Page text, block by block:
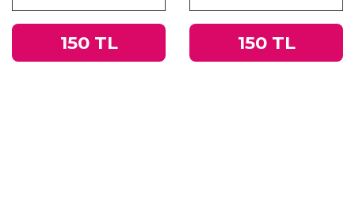
150 TL
İmparatorluğu’ndan
Tacitus’un
150 TL